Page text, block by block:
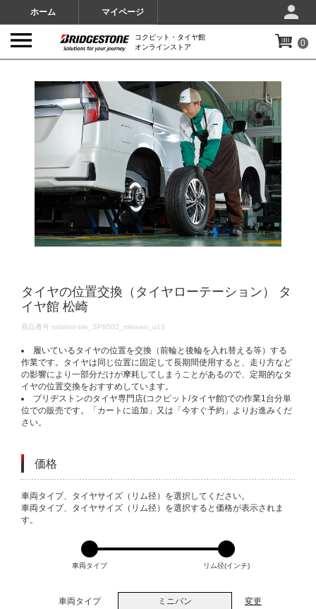
ホーム マイページ
コクピット・タイヤ館
オンラインストア
0
タイヤの位置交換（タイヤローテーション） タ
イヤ館 松崎
DETAILS
商品番号 rotation-tire_SP9502_minivan_u13
履いているタイヤの位置を交換（前輪と後輪を入れ替える等）する
作業です。タイヤは同じ位置に固定して長期間使用すると、走り方など
の影響により一部分だけが摩耗してしまうことがあるので、定期的なタ
イヤの位置交換をおすすめしています。
ブリヂストンのタイヤ専門店(コクピット/タイヤ館)での作業1台分単
位での販売です。「カートに追加」又は「今すぐ予約」よりお進みくだ
さい。
価格
VARIATIONS
車両タイプ、タイヤサイズ（リム径）を選択してください。
車両タイプ、タイヤサイズ（リム径）を選択すると価格が表示されま
す。
車両タイプ リム径(インチ)
車両タイプ ミニバン 変更